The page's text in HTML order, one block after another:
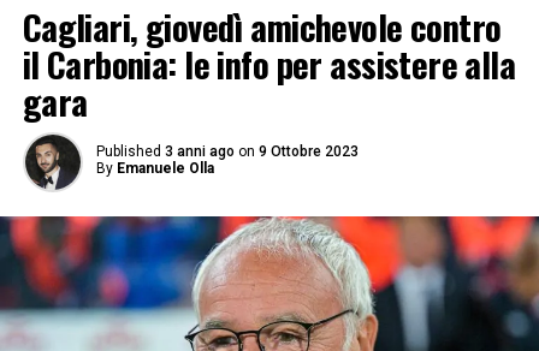
Cagliari, giovedì amichevole contro
il Carbonia: le info per assistere alla
gara
Published 3 anni ago on 9 Ottobre 2023
By Emanuele Olla